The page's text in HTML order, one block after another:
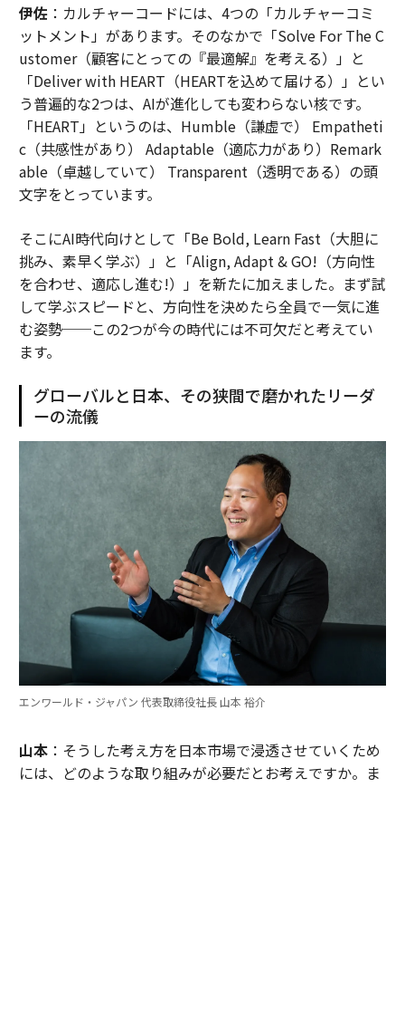
伊佐：カルチャーコードには、4つの「カルチャーコミ
ットメント」があります。そのなかで「Solve For The C
ustomer（顧客にとっての『最適解』を考える）」と
「Deliver with HEART（HEARTを込めて届ける）」とい
う普遍的な2つは、AIが進化しても変わらない核です。
「HEART」というのは、Humble（謙虚で） Empatheti
c（共感性があり） Adaptable（適応力があり）Remark
able（卓越していて） Transparent（透明である）の頭
文字をとっています。
そこにAI時代向けとして「Be Bold, Learn Fast（大胆に
挑み、素早く学ぶ）」と「Align, Adapt & GO!（方向性
を合わせ、適応し進む!）」を新たに加えました。まず試
して学ぶスピードと、方向性を決めたら全員で一気に進
む姿勢──この2つが今の時代には不可欠だと考えてい
ます。
グローバルと日本、その狭間で磨かれたリーダ
ーの流儀
エンワールド・ジャパン 代表取締役社長 山本 裕介
山本：そうした考え方を日本市場で浸透させていくため
には、どのような取り組みが必要だとお考えですか。ま